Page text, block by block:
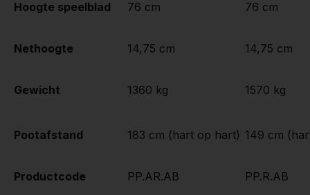
Hoogte speelblad
Nethoogte
Gewicht
Pootafstand
Productcode
76 cm
14,75 cm
1360 kg
183 cm (hart op hart)
PP.AR.AB
76 cm
14,75 cm
1570 kg
149 cm
PP.R.AB